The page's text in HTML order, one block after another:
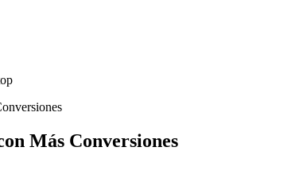
Más Conversiones